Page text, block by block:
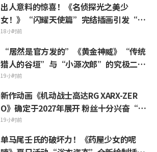
出人意料的惊喜！《名侦探光之美少
女！》“闪耀天使篇”完结插画引发“心
里一阵紧揪”“感受到了制作组的爱”等
热烈反响
18小时前
“居然是官方发的”《黄金神威》“传统
猎人的谷垣”与“小源次郎”的究极二选
一 引发“两个都喜欢”的声浪涌现
19小时前
新作动画《机动战士高达RG XARX-ZER
O》确定于2027年展开 粉丝十分兴奋“斗
篷加上野兽般的胳膊！！”“主角机相当
帅气”
19小时前
单马尾壬氏的破坏力！《药屋少女的呢